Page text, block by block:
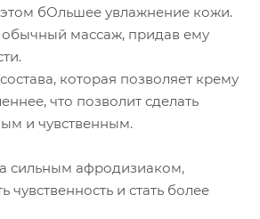
бОльшее увлажнение кожи.
массаж, придав ему
которая позволяет крему
что позволит сделать
и чувственным.
сильным афродизиаком,
чувственность и стать более